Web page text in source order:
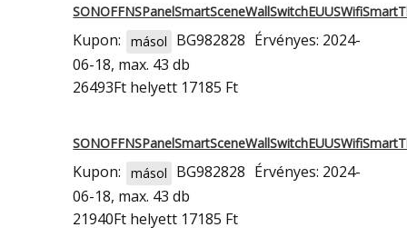
Kupon: másol BG982828 Érvényes: 2024-
06-18, max. 43 db
26493Ft helyett 17185 Ft
Kupon: másol BG982828 Érvényes: 2024-
06-18, max. 43 db
21940Ft helyett 17185 Ft